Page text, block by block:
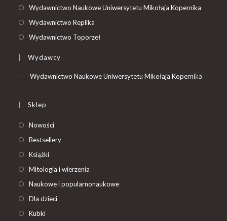
Wydawnictwo Naukowe Uniwersytetu Mikołaja Kopernika
Wydawnictwo Replika
Wydawnictwo Toporzeł
Wydawcy
Wydawnictwo Naukowe Uniwersytetu Mikołaja Kopernika
(1)
Sklep
Nowości
Bestsellery
Książki
Mitologia i wierzenia
Naukowe i popularnonaukowe
Dla dzieci
Kubki